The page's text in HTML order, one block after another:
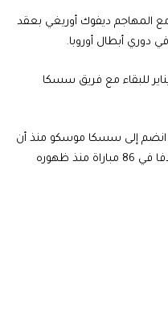
مع المهاجم ديفوك أوريغي بعقد
دوري أبطال أوروبا.
للبقاء مع فريق سسكا
انضم إلى سسكا موسكو منذ أن
كان في الثامنة من عمره ، وأحرز 30 هدفا في 86 مباراة منذ ظهوره